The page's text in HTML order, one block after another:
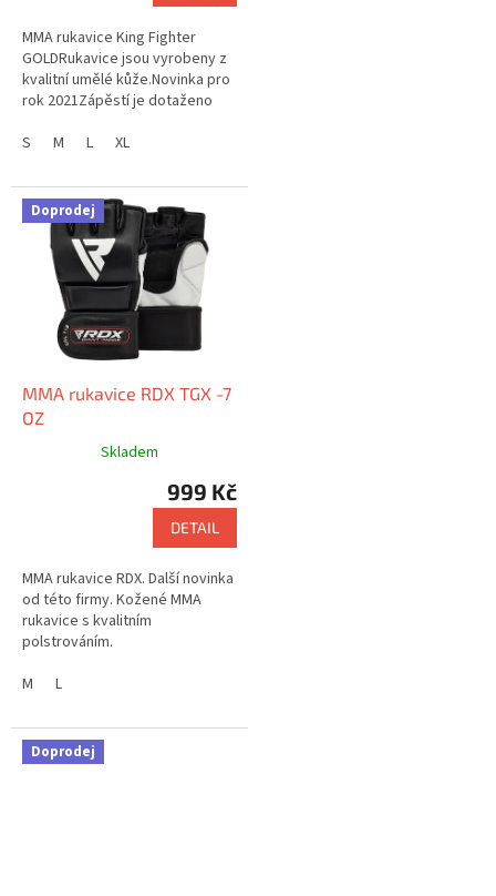
MMA rukavice King Fighter
GOLDRukavice jsou vyrobeny z
kvalitní umělé kůže.Novinka pro
rok 2021Zápěstí je dotaženo
vybaven suchým zipem....
S M L XL
Doprodej
MMA rukavice RDX TGX -7
OZ
Skladem
999 Kč
DETAIL
MMA rukavice RDX. Další novinka
od této firmy. Kožené MMA
rukavice s kvalitním
polstrováním.
M
L
Doprodej